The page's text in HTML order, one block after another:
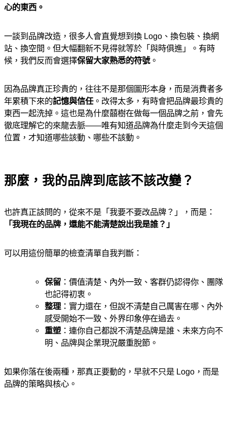
心的東西。
一談到品牌改造，很多人會直覺想到換 Logo、換包裝、換網
站、換空間。但大幅翻新不見得就等於「與時俱進」。有時
候，我們反而會選擇保留大家熟悉的符號。
因為品牌真正珍貴的，往往不是那個圖形本身，而是消費者多
年累積下來的記憶與信任。改得太多，有時會把品牌最珍貴的
東西一起洗掉。這也是為什麼囍樹在做每一個品牌之前，會先
徹底理解它的來龍去脈——唯有知道品牌為什麼走到今天這個
位置，才知道哪些該動、哪些不該動。
那麼，我的品牌到底該不該改變？
也許真正該問的，從來不是「我要不要改品牌？」，而是：
「我現在的品牌，還能不能清楚說出我是誰？」
可以用這份簡單的檢查清單自我判斷：
保留 ：價值清楚、內外一致、客群仍認得你、團隊
也記得初衷。
整理 ：實力還在，但說不清楚自己厲害在哪、內外
感受開始不一致、外界印象停在過去。
重塑 ：連你自己都說不清楚品牌是誰、未來方向不
明、品牌與企業現況嚴重脫節。
如果你落在後兩種，那真正要動的，早就不只是 Logo，而是
品牌的策略與核心。